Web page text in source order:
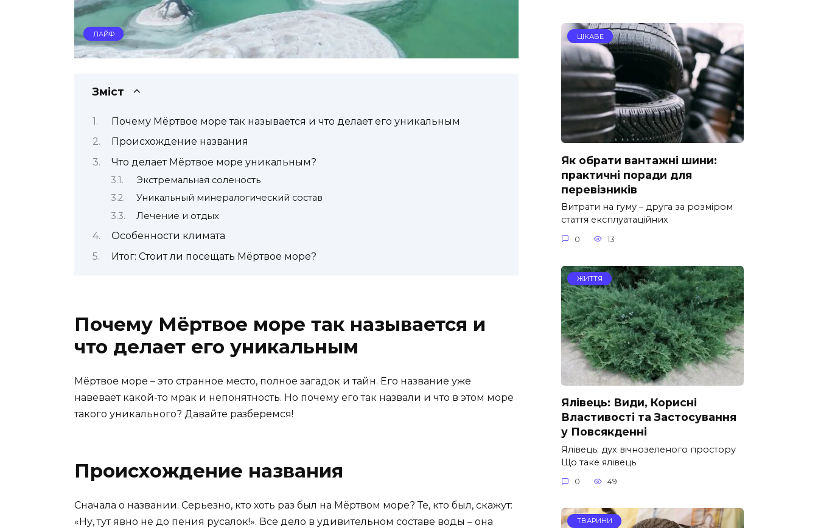
ЛАЙФ
Зміст
Почему Мёртвое море так называется и что делает его уникальным
Происхождение названия
Что делает Мёртвое море уникальным?
Экстремальная соленость
Уникальный минералогический состав
Лечение и отдых
Особенности климата
Итог: Стоит ли посещать Мёртвое море?
Почему Мёртвое море так называется и
что делает его уникальным
Мёртвое море – это странное место, полное загадок и тайн. Его название уже
навевает какой-то мрак и непонятность. Но почему его так назвали и что в этом море
такого уникального? Давайте разберемся!
Происхождение названия
Сначала о названии. Серьезно, кто хоть раз был на Мёртвом море? Те, кто был, скажут:
«Ну, тут явно не до пения русалок!». Все дело в удивительном составе воды – она
ЦІКАВЕ
Як обрати вантажні шини:
практичні поради для
перевізників
Витрати на гуму – друга за розміром
стаття експлуатаційних
0 13
ЖИТТЯ
Ялівець: Види, Корисні
Властивості та Застосування
у Повсякденні
Ялівець: дух вічнозеленого простору
Що таке ялівець
0 49
ТВАРИНИ